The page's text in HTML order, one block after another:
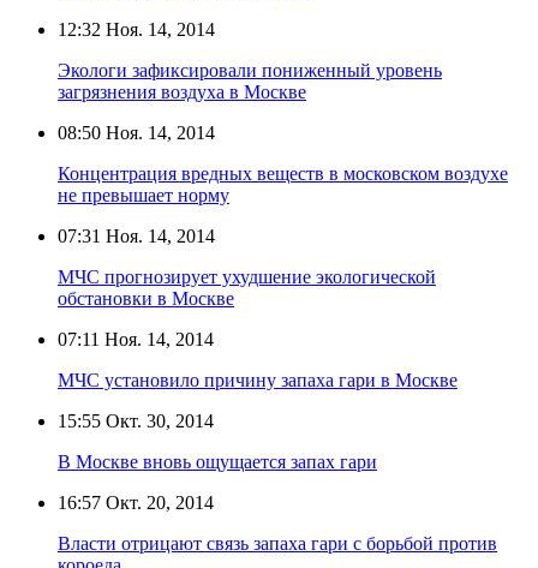
12:32 Ноя. 14, 2014
Экологи зафиксировали пониженный уровень
загрязнения воздуха в Москве
08:50 Ноя. 14, 2014
Концентрация вредных веществ в московском воздухе
не превышает норму
07:31 Ноя. 14, 2014
МЧС прогнозирует ухудшение экологической
обстановки в Москве
07:11 Ноя. 14, 2014
МЧС установило причину запаха гари в Москве
15:55 Окт. 30, 2014
В Москве вновь ощущается запах гари
16:57 Окт. 20, 2014
Власти отрицают связь запаха гари с борьбой против